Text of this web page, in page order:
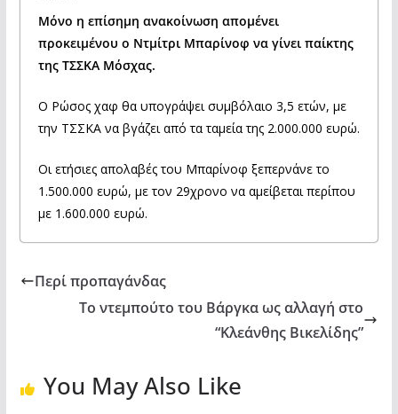
Μόνο η επίσημη ανακοίνωση απομένει
προκειμένου ο Ντμίτρι Μπαρίνοφ να γίνει παίκτης
της ΤΣΣΚΑ Μόσχας.
Ο Ρώσος χαφ θα υπογράψει συμβόλαιο 3,5 ετών, με
την ΤΣΣΚΑ να βγάζει από τα ταμεία της 2.000.000 ευρώ.
Οι ετήσιες απολαβές του Μπαρίνοφ ξεπερνάνε το
1.500.000 ευρώ, με τον 29χρονο να αμείβεται περίπου
με 1.600.000 ευρώ.
Περί προπαγάνδας
Το ντεμπούτο του Βάργκα ως αλλαγή στο
“Κλεάνθης Βικελίδης”
You May Also Like